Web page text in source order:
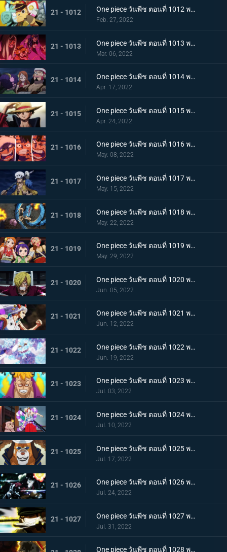
21 - 1012 One piece วันพีช ตอนที่ 1012 พากย์ไทย เดินหมากผิดเกม! เพลิงของนกอมตะมัลโก้
Feb. 27, 2022
21 - 1013 One piece วันพีช ตอนที่ 1013 พากย์ไทย อดีตของยาโมโตะ ชายผู้หมายหัว 4 จักรพรรดิ
Mar. 06, 2022
21 - 1014 One piece วันพีช ตอนที่ 1014 พากย์ไทย น้ำตาของมัลโก้! สายสัมพันธ์ของกลุ่มโจรสลัดหนวดขาว
Apr. 17, 2022
21 - 1015 One piece วันพีช ตอนที่ 1015 พากย์ไทย ลูฟี่หมวกฟาง ชายผู้ที่จะเป็นราชาโจรสลัด
Apr. 24, 2022
21 - 1016 One piece วันพีช ตอนที่ 1016 พากย์ไทย ศึกสัตว์ประหลาด! สามกัปตันต่างถือทิฐิ
May. 08, 2022
21 - 1017 One piece วันพีช ตอนที่ 1017 พากย์ไทย ออกท่าใหญ่ต่อเนื่อง! รุ่นที่เลวร้ายที่สุดโจมตีระห่ำ
May. 15, 2022
21 - 1018 One piece วันพีช ตอนที่ 1018 พากย์ไทย ไคโดหัวเราะ! สี่จักรพรรดิปะทะยุคสมัยใหม่
May. 22, 2022
21 - 1019 One piece วันพีช ตอนที่ 1019 พากย์ไทย แผนลับของโอทามะ! สุดยอดแผนการคิบิดังโกะ
May. 29, 2022
21 - 1020 One piece วันพีช ตอนที่ 1020 พากย์ไทย ซันจิตะโกนสุดเสียง! SOS ที่ดังก้องทั่วเกาะ
Jun. 05, 2022
21 - 1021 One piece วันพีช ตอนที่ 1021 พากย์ไทย สแพงค์แสนรุนแรง! ปัญหาเรื่องผู้หญิงของซันจิ
Jun. 12, 2022
21 - 1022 One piece วันพีช ตอนที่ 1022 พากย์ไทย ไม่นึกเสียใจ ลูฟี่กับลูกพี่สายสัมพันธ์ศิษย์อาจารย์
Jun. 19, 2022
21 - 1023 One piece วันพีช ตอนที่ 1023 พากย์ไทย เตรียมพร้อมเรียบร้อย! ช็อปเปอร์เฟจเนบูไลเซอร์
Jul. 03, 2022
21 - 1024 One piece วันพีช ตอนที่ 1024 พากย์ไทย โอเด้งปรากฏตัว! จิตใจของปลอกดาบแดงหวั่นไหว
Jul. 10, 2022
21 - 1025 One piece วันพีช ตอนที่ 1025 พากย์ไทย รุ่นที่เลวร้ายที่สุดพินาศสิ้น! ท่าใหญ่ของสี่จักรพรรดิ
Jul. 17, 2022
21 - 1026 One piece วันพีช ตอนที่ 1026 พากย์ไทย ซุปเปอร์โนวาโต้กลับแผนแยก 4 จักรพรรดิ
Jul. 24, 2022
21 - 1027 One piece วันพีช ตอนที่ 1027 พากย์ไทย ปกป้องลูฟี่ไว้! วิชาดาบของโซโลกับลอว์
Jul. 31, 2022
One piece วันพีช ตอนที่ 1028 พากย์ไทย ก้ามข้ามสี่จักรพรรดิสิ หมัดเหล็กโต้กลับของลูฟี่